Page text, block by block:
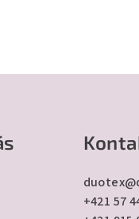
duotex@
+421 57